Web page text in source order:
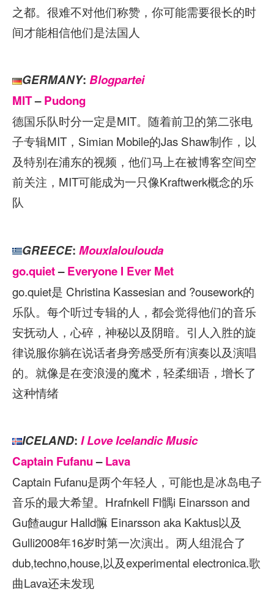
之都。很难不对他们称赞，你可能需要很长的时
间才能相信他们是法国人
GERMANY: Blogpartei
MIT–Pudong
德国乐队时分一定是MIT。随着前卫的第二张电
子专辑MIT，Simian Mobile的Jas Shaw制作，以
及特别在浦东的视频，他们马上在被博客空间空
前关注，MIT可能成为一只像Kraftwerk概念的乐
队
GREECE: Mouxlaloulouda
go.quiet–Everyone I Ever Met
go.quiet是 Christina Kassesian and ?ousework的
乐队。每个听过专辑的人，都会觉得他们的音乐
安抚动人，心碎，神秘以及阴暗。引人入胜的旋
律说服你躺在说话者身旁感受所有演奏以及演唱
的。就像是在变浪漫的魔术，轻柔细语，增长了
这种情绪
ICELAND: I Love Icelandic Music
Captain Fufanu–Lava
Captain Fufanu是两个年轻人，可能也是冰岛电子
音乐的最大希望。Hrafnkell Fl髃i Einarsson and
Gu餷augur Halld髍 Einarsson aka Kaktus以及
Gulli2008年16岁时第一次演出。两人组混合了
dub,techno,house,以及experimental electronica.歌
曲Lava还未发现